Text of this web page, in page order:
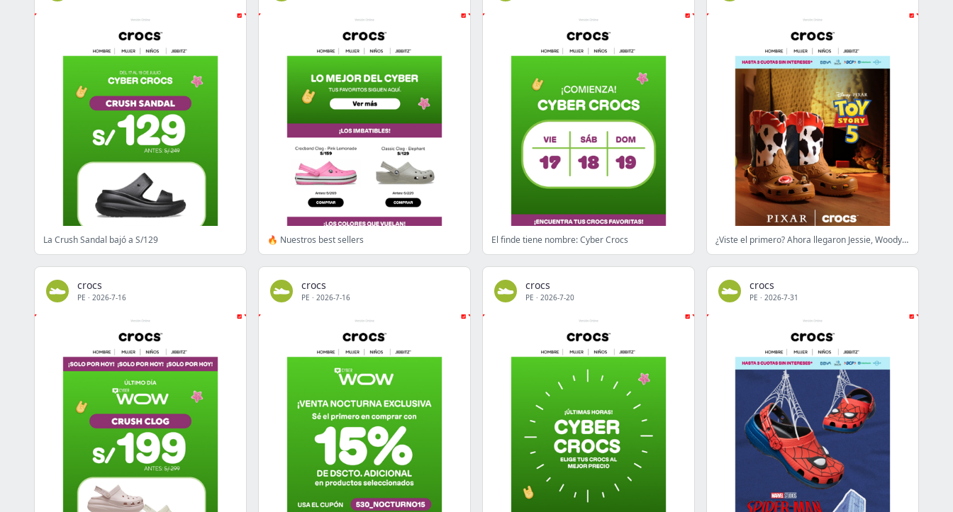
La Crush Sandal bajó a S/129 🔥 Nuestros best sellers El finde tiene nombre: Cyber Crocs ¿Viste el primero? Ahora llegaron Jessie, Woody y Buzz
crocs
PE · 2026-7-16
crocs
PE · 2026-7-16
crocs
PE · 2026-7-20
crocs
PE · 2026-7-31